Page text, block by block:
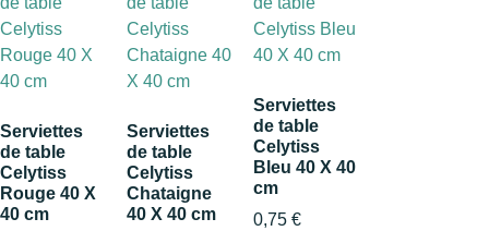
Serviettes
de table
Celytiss
Rouge 40 X
40 cm
Serviettes
de table
Celytiss
Chataigne
40 X 40 cm
Serviettes
de table
Celytiss
Bleu 40 X 40
cm
0,75 €